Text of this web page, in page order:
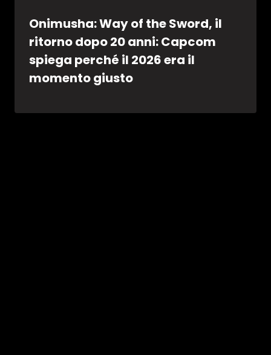
Onimusha: Way of the Sword, il
ritorno dopo 20 anni: Capcom
spiega perché il 2026 era il
momento giusto